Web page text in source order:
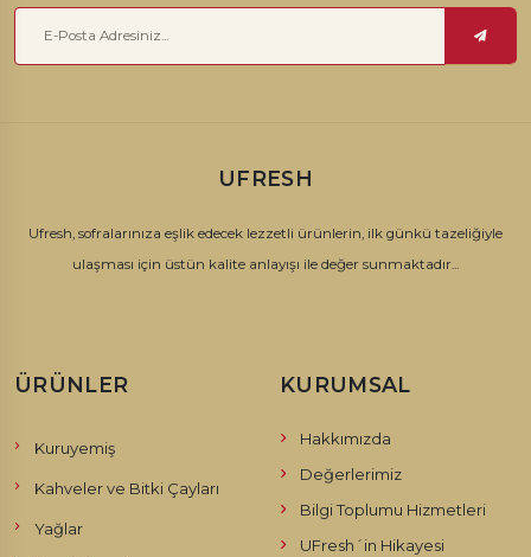
UFRESH
Ufresh, sofralarınıza eşlik edecek lezzetli ürünlerin, ilk günkü tazeliğiyle
ulaşması için üstün kalite anlayışı ile değer sunmaktadır...
ÜRÜNLER
Kuruyemiş
Kahveler ve Bitki Çayları
Yağlar
KURUMSAL
Hakkımızda
Değerlerimiz
Bilgi Toplumu Hizmetleri
UFresh´in Hikayesi